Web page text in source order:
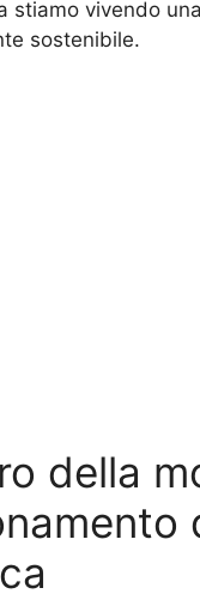
stiamo vivendo
sostenibile.
della